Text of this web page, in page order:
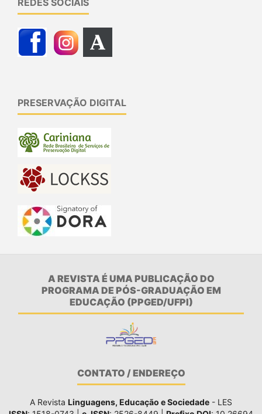
PRESERVAÇÃO DIGITAL
A REVISTA É UMA PUBLICAÇÃO DO
PROGRAMA DE PÓS-GRADUAÇÃO EM
EDUCAÇÃO (PPGED/UFPI)
CONTATO / ENDEREÇO
A Revista Linguagens, Educação e Sociedade - LES